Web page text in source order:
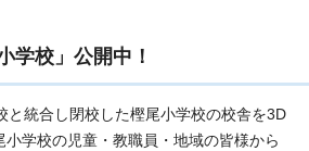
学校」公開中！
と統合し閉校した樫尾小学校の校舎を3D
小学校の児童・教職員・地域の皆様から